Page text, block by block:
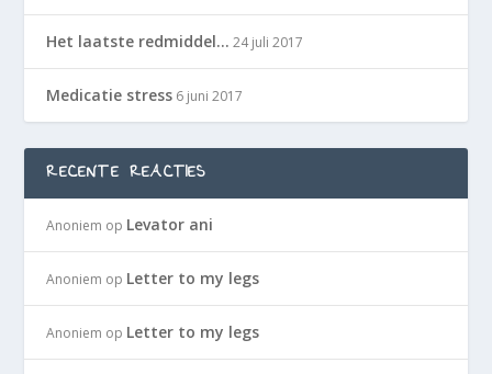
Het laatste redmiddel… 24 juli 2017
Medicatie stress 6 juni 2017
RECENTE REACTIES
Anoniem op Levator ani
Anoniem op Letter to my legs
Anoniem op Letter to my legs